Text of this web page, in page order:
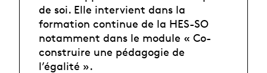
de soi. Elle intervient dans la
formation continue de la HES-SO
notamment dans le module « Co-
construire une pédagogie de
l’égalité ».